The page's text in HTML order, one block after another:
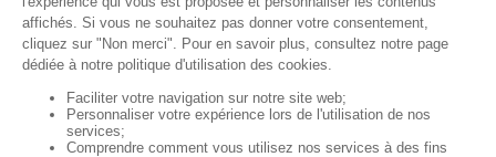
non.
Votre conseiller n'est pas très serviable
prix sont plus bas et le service par
téléphone et à distance est tout aussi bon !